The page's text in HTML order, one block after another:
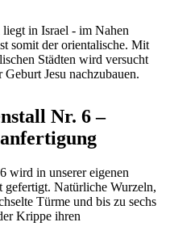
in Israel - im Nahen
somit der orientalische. Mit
Städten wird versucht
Jesu nachzubauen.
Nr. 6 –
wird in unserer eigenen
gefertigt. Natürliche Wurzeln,
Türme und bis zu sechs
Krippe ihren